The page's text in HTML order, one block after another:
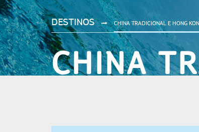
DESTINOS CHINA TRADICIONAL E HONG
CHINA